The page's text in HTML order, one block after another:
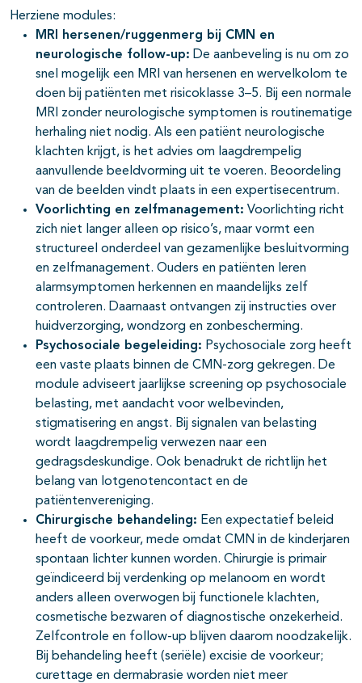
Herziene modules:
MRI hersenen/ruggenmerg bij CMN en
neurologische follow-up: De aanbeveling is nu om zo
snel mogelijk een MRI van hersenen en wervelkolom te
doen bij patiënten met risicoklasse 3–5. Bij een normale
MRI zonder neurologische symptomen is routinematige
herhaling niet nodig. Als een patiënt neurologische
klachten krijgt, is het advies om laagdrempelig
aanvullende beeldvorming uit te voeren. Beoordeling
van de beelden vindt plaats in een expertisecentrum.
Voorlichting en zelfmanagement: Voorlichting richt
zich niet langer alleen op risico’s, maar vormt een
structureel onderdeel van gezamenlijke besluitvorming
en zelfmanagement. Ouders en patiënten leren
alarmsymptomen herkennen en maandelijks zelf
controleren. Daarnaast ontvangen zij instructies over
huidverzorging, wondzorg en zonbescherming.
Psychosociale begeleiding: Psychosociale zorg heeft
een vaste plaats binnen de CMN-zorg gekregen. De
module adviseert jaarlijkse screening op psychosociale
belasting, met aandacht voor welbevinden,
stigmatisering en angst. Bij signalen van belasting
wordt laagdrempelig verwezen naar een
gedragsdeskundige. Ook benadrukt de richtlijn het
belang van lotgenotencontact en de
patiëntenvereniging.
Chirurgische behandeling: Een expectatief beleid
heeft de voorkeur, mede omdat CMN in de kinderjaren
spontaan lichter kunnen worden. Chirurgie is primair
geïndiceerd bij verdenking op melanoom en wordt
anders alleen overwogen bij functionele klachten,
cosmetische bezwaren of diagnostische onzekerheid.
Zelfcontrole en follow-up blijven daarom noodzakelijk.
Bij behandeling heeft (seriële) excisie de voorkeur;
curettage en dermabrasie worden niet meer